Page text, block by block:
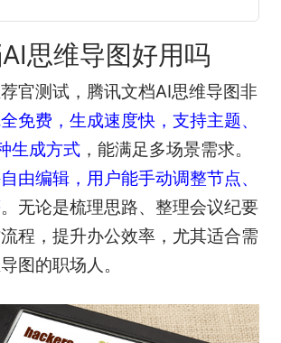
思维导图好用吗
官测试，腾讯文档AI思维导图非
免费，生成速度快，支持主题、
生成方式，能满足多场景需求。
由编辑，用户能手动调整节点、
。无论是梳理思路、整理会议纪要
程，提升办公效率，尤其适合需
图的职场人。